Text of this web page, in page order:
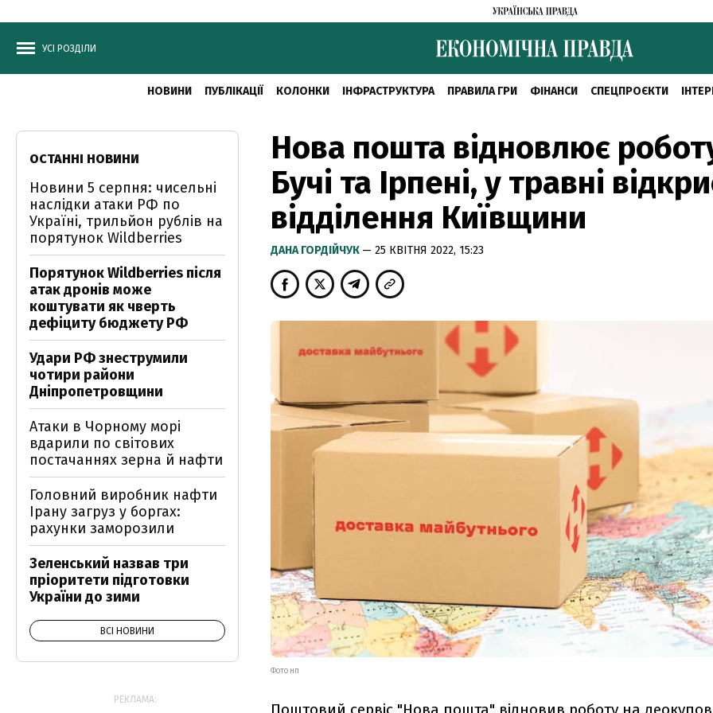
УСІ РОЗДІЛИ
НОВИНИ ПУБЛІКАЦІЇ КОЛОНКИ ІНФРАСТРУКТУРА ПРАВИЛА ГРИ ФІНАНСИ СПЕЦПРОЄКТИ
Нова пошта відновлює
Бучі та Ірпені, у травні
відділення Київщини
ДАНА ГОРДІЙЧУК — 25 КВІТНЯ 2022, 15:23
ФОТО НП
ОСТАННІ НОВИНИ
Новини 5 серпня: чисельні
наслідки атаки РФ по
Україні, трильйон рублів на
порятунок Wildberries
Порятунок Wildberries після
атак дронів може
коштувати як чверть
дефіциту бюджету РФ
Удари РФ знеструмили
чотири райони
Дніпропетровщини
Атаки в Чорному морі
вдарили по світових
постачаннях зерна й нафти
Головний виробник нафти
Ірану загруз у боргах:
рахунки заморозили
Зеленський назвав три
пріоритети підготовки
України до зими
ВСІ НОВИНИ
РЕКЛАМА: